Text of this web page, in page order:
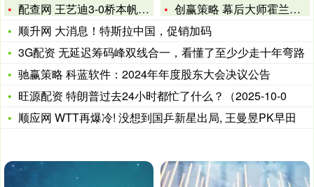
配查网 王艺迪3-0桥本帆乃香 没想到采访提到孙颖莎和王曼昱
创赢策略 幕后大师霍兰德! 曼联胜曼城的关键先生
顺升网 大消息！特斯拉中国，促销加码
3G配资 无延迟筹码峰双线合一，看懂了至少少走十年弯路
驰赢策略 科蓝软件：2024年年度股东大会决议公告
旺源配资 特朗普过去24小时都忙了什么？（2025-10-0
顺应网 WTT再爆冷! 没想到国乒新星出局, 王曼昱PK早田